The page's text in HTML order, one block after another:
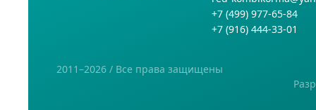
+7 (499) 977-65-84
+7 (916) 444-33-01
2011–2026 / Все права защищены